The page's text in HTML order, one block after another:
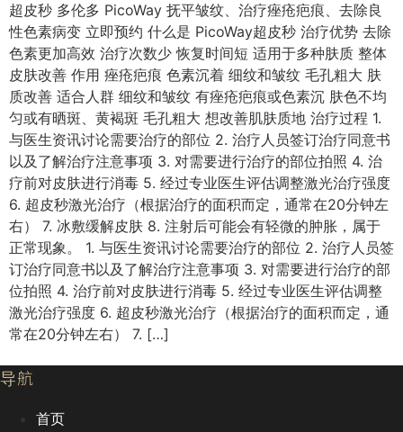
超皮秒 多伦多 PicoWay 抚平皱纹、治疗痤疮疤痕、去除良
性色素病变 立即预约 什么是 PicoWay超皮秒 治疗优势 去除
色素更加高效 治疗次数少 恢复时间短 适用于多种肤质 整体
皮肤改善 作用 痤疮疤痕 色素沉着 细纹和皱纹 毛孔粗大 肤
质改善 适合人群 细纹和皱纹 有痤疮疤痕或色素沉 肤色不均
匀或有晒斑、黄褐斑 毛孔粗大 想改善肌肤质地 治疗过程 1.
与医生资讯讨论需要治疗的部位 2. 治疗人员签订治疗同意书
以及了解治疗注意事项 3. 对需要进行治疗的部位拍照 4. 治
疗前对皮肤进行消毒 5. 经过专业医生评估调整激光治疗强度
6. 超皮秒激光治疗（根据治疗的面积而定，通常在20分钟左
右） 7. 冰敷缓解皮肤 8. 注射后可能会有轻微的肿胀，属于
正常现象。 1. 与医生资讯讨论需要治疗的部位 2. 治疗人员签
订治疗同意书以及了解治疗注意事项 3. 对需要进行治疗的部
位拍照 4. 治疗前对皮肤进行消毒 5. 经过专业医生评估调整
激光治疗强度 6. 超皮秒激光治疗（根据治疗的面积而定，通
常在20分钟左右） 7. […]
导航
首页